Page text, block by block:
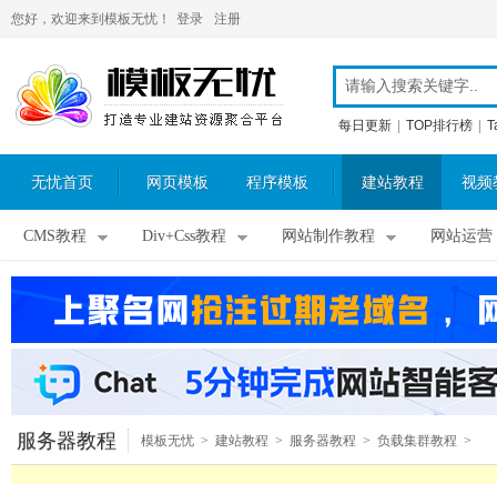
您好，欢迎来到模板无忧！ 登录 注册
每日更新 TOP排行榜
无忧首页 网页模板 程序模板 建站教程 视频
CMS教程 Div+Css教程 网站制作教程 网站运营
服务器教程 模板无忧 > 建站教程 > 服务器教程 > 负载集群教程 >